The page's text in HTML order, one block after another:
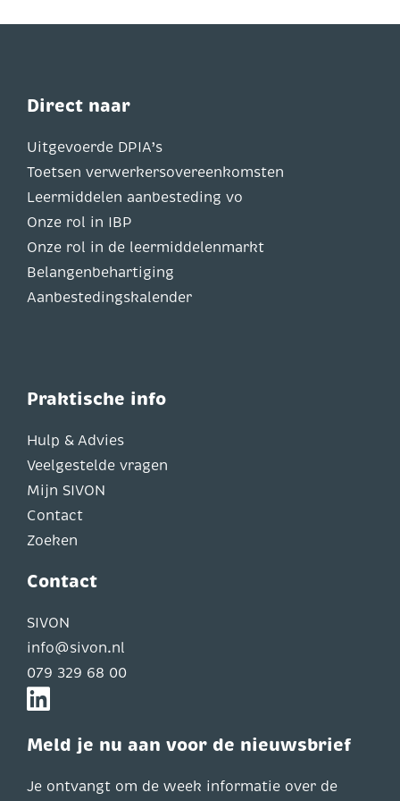
Direct naar
Uitgevoerde DPIA’s
Toetsen verwerkersovereenkomsten
Leermiddelen aanbesteding vo
Onze rol in IBP
Onze rol in de leermiddelenmarkt
Belangenbehartiging
Aanbestedingskalender
Praktische info
Hulp & Advies
Veelgestelde vragen
Mijn SIVON
Contact
Zoeken
Contact
SIVON
info@sivon.nl
079 329 68 00
Meld je nu aan voor de nieuwsbrief
Je ontvangt om de week informatie over de